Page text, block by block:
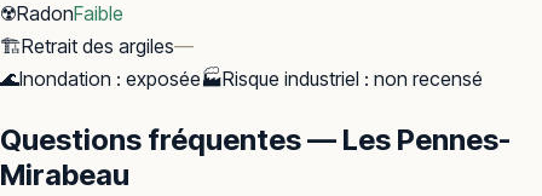
☢️RadonFaible
🏗️Retrait des argiles—
🌊Inondation : exposée🏭Risque industriel : non recensé
Questions fréquentes — Les Pennes-
Mirabeau